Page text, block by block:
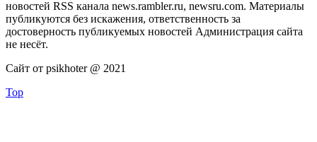
новостей RSS канала news.rambler.ru, newsru.com. Материалы
публикуются без искажения, ответственность за
достоверность публикуемых новостей Администрация сайта
не несёт.
Сайт от psikhoter @ 2021
Top